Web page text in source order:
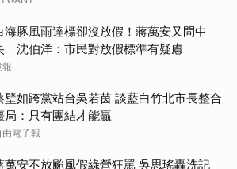
海豚風雨達標卻沒放假！蔣萬安又問中
沈伯洋：市民對放假標準有疑慮
報
壁如跨黨站台吳若茵 談藍白竹北市長整合
局：只有團結才能贏
由電子報
萬安不放颱風假綠營狂罵 吳思瑤轟洗記